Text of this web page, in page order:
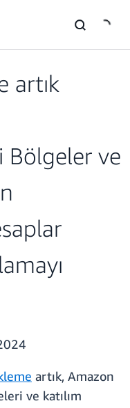
artık
Bölgeler ve
artık, Amazon
ve katılım